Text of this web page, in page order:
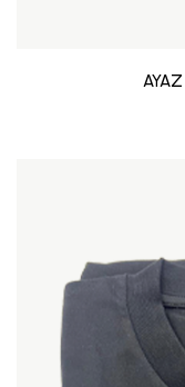
AYAZ